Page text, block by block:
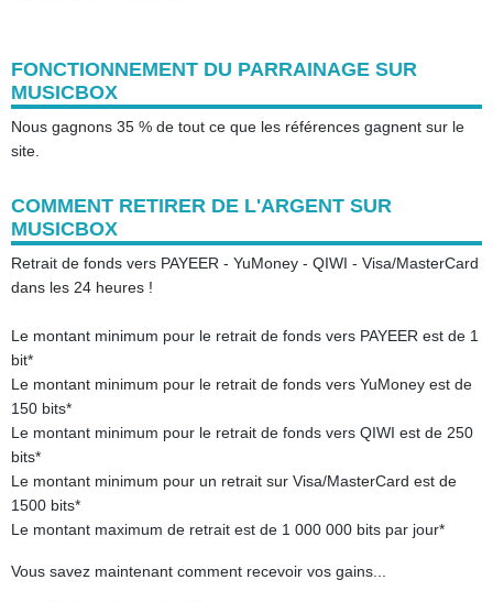
FONCTIONNEMENT DU PARRAINAGE SUR
MUSICBOX
Nous gagnons 35 % de tout ce que les références gagnent sur le
site.
COMMENT RETIRER DE L'ARGENT SUR
MUSICBOX
Retrait de fonds vers PAYEER - YuMoney - QIWI - Visa/MasterCard
dans les 24 heures !
Le montant minimum pour le retrait de fonds vers PAYEER est de 1
bit*
Le montant minimum pour le retrait de fonds vers YuMoney est de
150 bits*
Le montant minimum pour le retrait de fonds vers QIWI est de 250
bits*
Le montant minimum pour un retrait sur Visa/MasterCard est de
1500 bits*
Le montant maximum de retrait est de 1 000 000 bits par jour*
Vous savez maintenant comment recevoir vos gains...